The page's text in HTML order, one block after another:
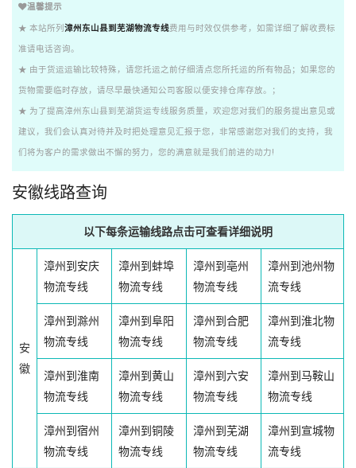
温馨提示
★ 本站所列 漳州东山县到芜湖物流专线费用与时效仅供参考，如需详细了解收费标
准请电话咨询。
★ 由于货运运输比较特殊，请您托运之前仔细清点您所托运的所有物品；如果您的
货物需要临时存放，请尽早最快通知公司客服以便安排仓库存放。；
★ 为了提高漳州东山县到芜湖货运专线服务质量，欢迎您对我们的服务提出意见或
建议，我们会认真对待并及时把处理意见汇报于您，非常感谢您对我们的支持，我
们将为客户的需求做出不懈的努力，您的满意就是我们前进的动力!
安徽线路查询
以下每条运输线路点击可查看详细说明
安
徽
漳州到安庆
物流专线
漳州到蚌埠
物流专线
漳州到亳州
物流专线
漳州到池州物
流专线
漳州到滁州
物流专线
漳州到阜阳
物流专线
漳州到合肥
物流专线
漳州到淮北物
流专线
漳州到淮南
物流专线
漳州到黄山
物流专线
漳州到六安
物流专线
漳州到马鞍山
物流专线
漳州到宿州
物流专线
漳州到铜陵
物流专线
漳州到芜湖
物流专线
漳州到宣城物
流专线